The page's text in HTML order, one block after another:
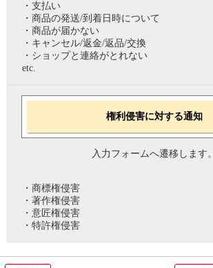
・支払い
・商品の発送/到着日時について
・商品が届かない
・キャンセル/返金/返品/交換
・ショップと連絡がとれない
etc.
権利侵害に対する通知
入力フォームへ遷移します。
・商標権侵害
・著作権侵害
・意匠権侵害
・特許権侵害